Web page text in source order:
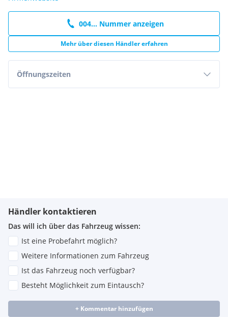
004... Nummer anzeigen
Mehr über diesen Händler erfahren
Öffnungszeiten
Händler kontaktieren
Das will ich über das Fahrzeug wissen:
Ist eine Probefahrt möglich?
Weitere Informationen zum Fahrzeug
Ist das Fahrzeug noch verfügbar?
Besteht Möglichkeit zum Eintausch?
+ Kommentar hinzufügen